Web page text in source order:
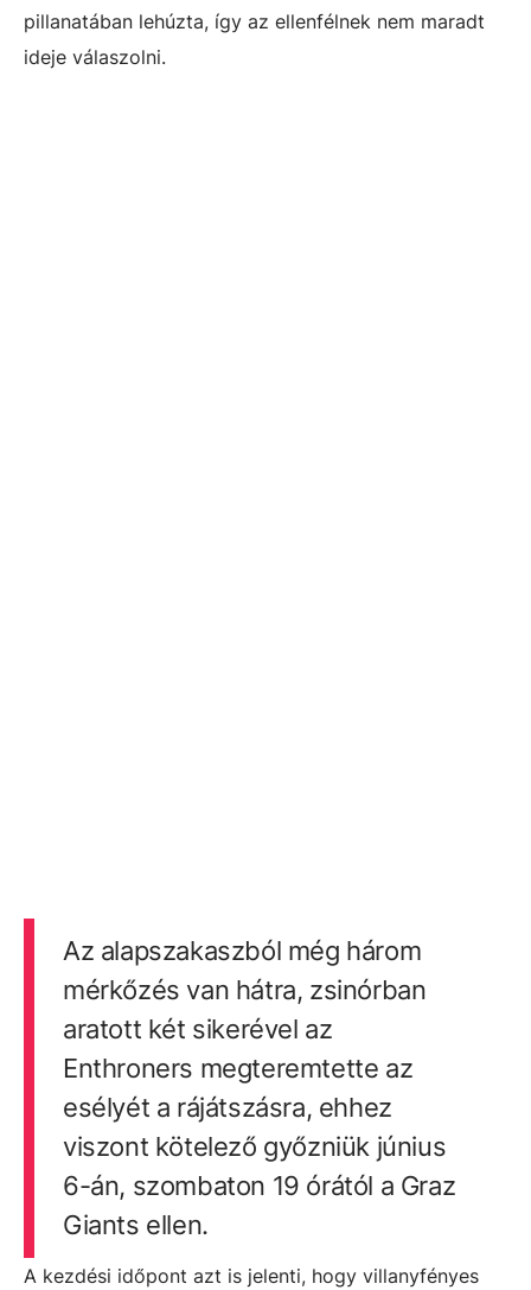
pillanatában lehúzta, így az ellenfélnek nem maradt
ideje válaszolni.
Az alapszakaszból még három
mérkőzés van hátra, zsinórban
aratott két sikerével az
Enthroners megteremtette az
esélyét a rájátszásra, ehhez
viszont kötelező győzniük június
6-án, szombaton 19 órától a Graz
Giants ellen.
A kezdési időpont azt is jelenti, hogy villanyfényes